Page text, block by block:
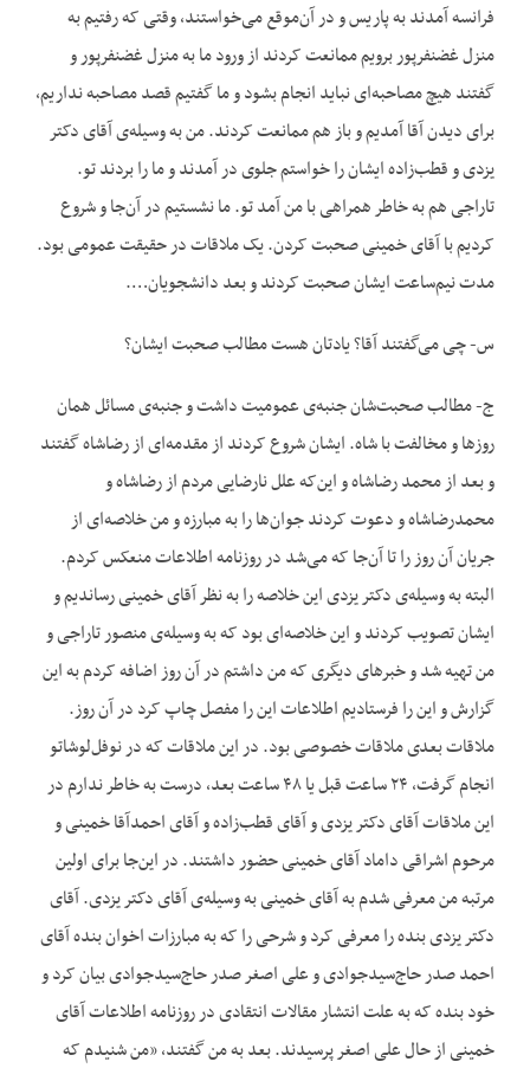
فرانسه آمدند به پاریس و در آن‌موقع می‌خواستند، وقتی که رفتیم به
منزل غضنفرپور برویم ممانعت کردند از ورود ما به منزل غضنفرپور و
گفتند هیچ مصاحبه‌ای نباید انجام بشود و ما گفتیم قصد مصاحبه نداریم،
برای دیدن آقا آمدیم و باز هم ممانعت کردند. من به وسیله‌ی آقای دکتر
یزدی و قطب‌زاده ایشان را خواستم جلوی در آمدند و ما را بردند تو.
تاراجی هم به خاطر همراهی با من آمد تو. ما نشستیم در آن‌جا و شروع
کردیم با آقای خمینی صحبت کردن. یک ملاقات در حقیقت عمومی بود.
مدت نیم‌ساعت ایشان صحبت کردند و بعد دانشجویان….
س- چی می‌گفتند آقا؟ یادتان هست مطالب صحبت ایشان؟
ج- مطالب صحبت‌شان جنبه‌ی عمومیت داشت و جنبه‌ی مسائل همان
روزها و مخالفت با شاه. ایشان شروع کردند از مقدمه‌ای از رضاشاه گفتند
و بعد از محمد رضاشاه و این‌که علل نارضایی مردم از رضاشاه و
محمدرضاشاه و دعوت کردند جوان‌ها را به مبارزه و من خلاصه‌ای از
جریان آن روز را تا آن‌جا که می‌شد در روزنامه اطلاعات منعکس کردم.
البته به وسیله‌ی دکتر یزدی این خلاصه را به نظر آقای خمینی رساندیم و
ایشان تصویب کردند و این خلاصه‌ای بود که به وسیله‌ی منصور تاراجی و
من تهیه شد و خبرهای دیگری که من داشتم در آن روز اضافه کردم به این
گزارش و این را فرستادیم اطلاعات این را مفصل چاپ کرد در آن روز.
ملاقات بعدی ملاقات خصوصی بود. در این ملاقات که در نوفل‌لوشاتو
انجام گرفت، ۲۴ ساعت قبل یا ۴۸ ساعت بعد، درست به خاطر ندارم در
این ملاقات آقای دکتر یزدی و آقای قطب‌زاده و آقای احمدآقا خمینی و
مرحوم اشراقی داماد آقای خمینی حضور داشتند. در این‌جا برای اولین
مرتبه من معرفی شدم به آقای خمینی به وسیله‌ی آقای دکتر یزدی. آقای
دکتر یزدی بنده را معرفی کرد و شرحی را که به مبارزات اخوان بنده آقای
احمد صدر حاج‌سیدجوادی و علی اصغر صدر حاج‌سیدجوادی بیان کرد و
خود بنده که به علت انتشار مقالات انتقادی در روزنامه اطلاعات آقای
خمینی از حال علی اصغر پرسیدند. بعد به من گفتند، «من شنیدم که